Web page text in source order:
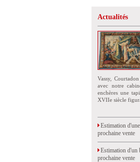
Actualités
Vassy,
avec notre
enchères une
XVIIe siècle
Estimation d'une
prochaine vente
Estimation d'un
prochaine vente